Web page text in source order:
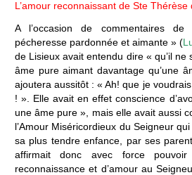
L’amour reconnaissant de Ste Thérèse
A l’occasion de commentaires
pécheresse pardonnée et aimante » (
de Lisieux avait entendu dire « qu’il ne
âme pure aimant davantage qu’une
ajoutera aussitôt : « Ah! que je
! ». Elle avait en effet conscience
une âme pure », mais elle avait aussi
l’Amour Miséricordieux du Seigneur
sa plus tendre enfance, par ses
affirmait donc avec force
reconnaissance et d’amour au